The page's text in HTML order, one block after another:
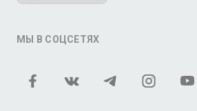
МЫ В СОЦСЕТЯХ